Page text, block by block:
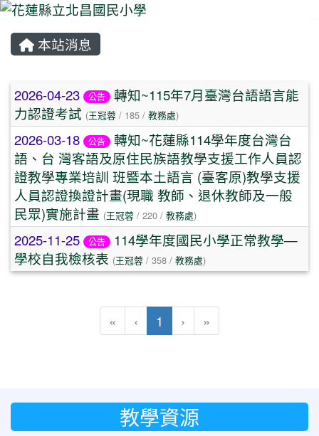
本站消息
文章列表
2026-04-23 公告
轉知~115年7月臺灣台語語言能
力認證考試 (王冠蓉 / 185 / 教務處)
2026-03-18 公告
轉知~花蓮縣114學年度台灣台
語、台 灣客語及原住民族語教學支援工作人員認
證教學專業培訓 班暨本土語言 (臺客原)教學支援
人員認證換證計畫(現職 教師、退休教師及一般
民眾)實施計畫 (王冠蓉 / 220 / 教務處)
2025-11-25 公告
114學年度國民小學正常教學—
學校自我檢核表 (王冠蓉 / 358 / 教務處)
« ‹ 1 (目前頁次)
› »
教學資源